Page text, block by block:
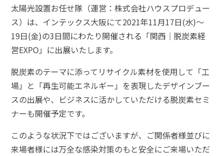
太陽光設置お任せ隊（運営：株式会社ハウスプロデュー
ス）は、インテックス大阪にて2021年11月17日(水)〜
19日(金)の3日間にわたり開催される「関西｜脱炭素経
営EXPO」に出展いたします。
脱炭素のテーマに添ってリサイクル素材を使用して「工
場」と「再生可能エネルギー」を表現したデザインブー
スの出展や、ビジネスに活かしていただける脱炭素セミ
ナーも開催予定です。
このような状況下ではございますが、ご関係者様並びに
来場者様には万全な感染対策のもと安全にご来場いただ